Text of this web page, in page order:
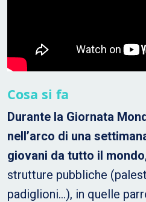
Cosa si fa
Durante la Giornata
nell’arco di una
giovani da tutto il mondo
strutture pubbliche
padiglioni…), in quelle